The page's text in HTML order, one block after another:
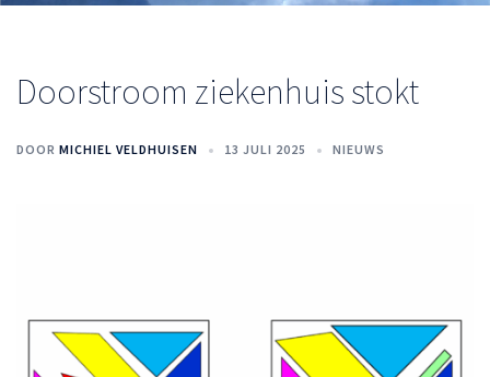
Doorstroom ziekenhuis stokt
DOOR MICHIEL VELDHUISEN 13 JULI 2025 NIEUWS